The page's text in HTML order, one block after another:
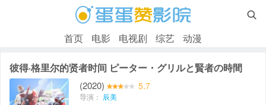

首页 电影 电视剧 综艺 动漫
彼得·格里尔的贤者时间 ピーター・グリルと賢者の時間
(2020) 5.7
导演： 辰美